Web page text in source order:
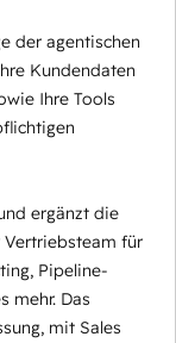
der agentischen
Kundendaten
Ihre Tools
ergänzt die
für
Pipeline-
mehr. Das
mit Sales